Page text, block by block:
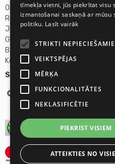
Seko mums:
Omicron SIA
Reģ.Nr. 40103272028
Juridiskā adrese:
Ganību dambis 2a, Rīga, Latvija,
Banka: AS "Swedbank"
Konta Nr.
tīmekļa vietni, jūs piekrītat visu
izmantošanai saskaņā ar mūsu
politiku. Lasīt vairāk
STRIKTI NEPIECIEŠAMIE
VEIKTSPĒJAS
MĒRĶA
FUNKCIONALITĀTES
NEKLASIFICĒTIE
PIEKRIST VISIEM
ATTEIKTIES NO